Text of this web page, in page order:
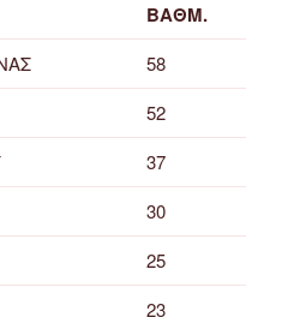
ΒΑΘΜ.
58
52
37
30
25
23